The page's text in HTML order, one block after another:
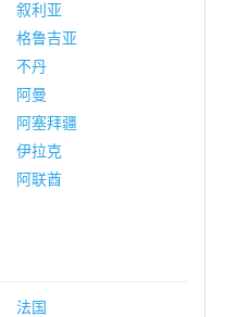
叙利亚
格鲁吉亚
不丹
阿曼
阿塞拜疆
伊拉克
阿联酋
法国